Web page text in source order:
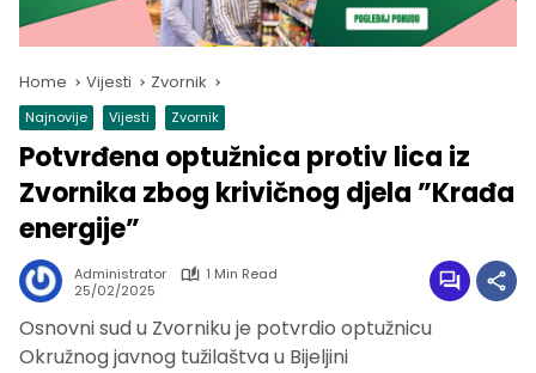
Home Vijesti Zvornik
Najnovije Vijesti Zvornik
Potvrđena optužnica protiv lica iz
Zvornika zbog krivičnog djela ”Krađa
energije”
Administrator
1 Min Read
25/02/2025
Osnovni sud u Zvorniku je potvrdio optužnicu
Okružnog javnog tužilaštva u Bijeljini